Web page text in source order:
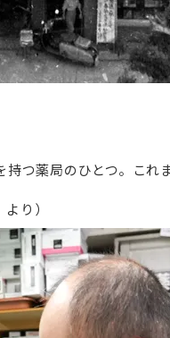
つ薬局のひとつ。これ
り）